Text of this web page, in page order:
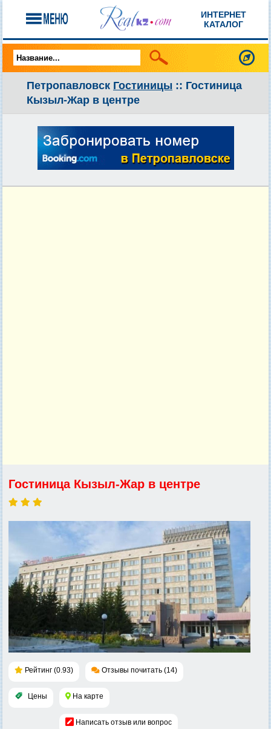
ИНТЕРНЕТ
КАТАЛОГ
Петропавловск Гостиницы :: Гостиница
Кызыл-Жар в центре
Гостиница Кызыл-Жар в центре
Рейтинг (0.93) Отзывы почитать (14)
Цены На карте
Написать отзыв или вопрос